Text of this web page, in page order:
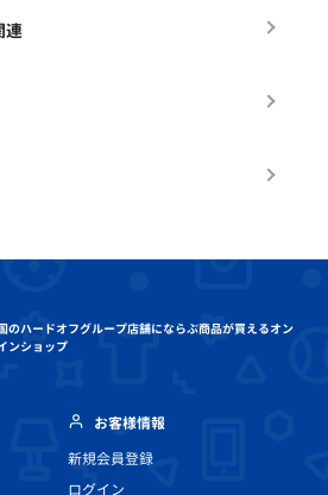
連
のハードオフグループ店舗にならぶ商品が買えるオン
ンショップ
お客様情報
新規会員登録
ログイン